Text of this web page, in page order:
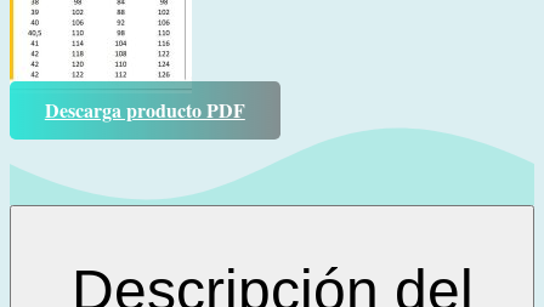
Descarga producto PDF
Descripción del